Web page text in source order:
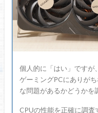
個人的に「はい」ですが
ゲーミングPCにありが
な問題があるかどうかを
CPUの性能を正確に調